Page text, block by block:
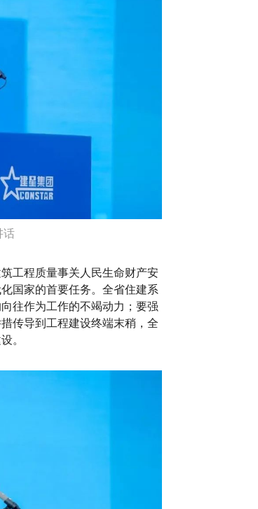
话
工程质量事关人民生命财产安
国家的首要任务。全省住建系
往作为工作的不竭动力；要强
传导到工程建设终端末稍，全
。